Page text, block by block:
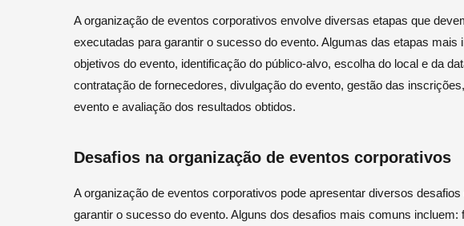
A organização de eventos corporativos envolve diversas etapas que
executadas para garantir o sucesso do evento. Algumas das etapas mais
objetivos do evento, identificação do público-alvo, escolha do local e da
contratação de fornecedores, divulgação do evento, gestão das
evento e avaliação dos resultados obtidos.
Desafios na organização de eventos corporativos
A organização de eventos corporativos pode apresentar diversos
garantir o sucesso do evento. Alguns dos desafios mais comuns incluem: